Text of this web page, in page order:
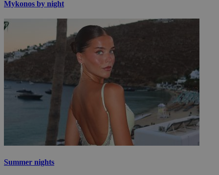
Mykonos by night
Summer nights